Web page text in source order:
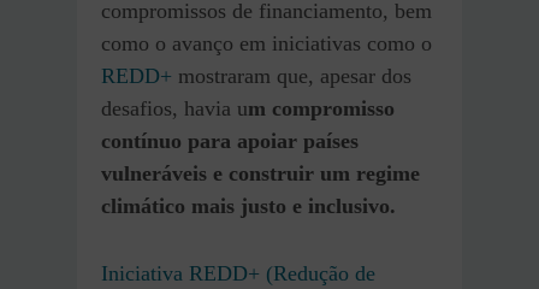
compromissos de financiamento, bem
como o avanço em iniciativas como o
REDD+ mostraram que, apesar dos
desafios, havia um compromisso
contínuo para apoiar países
vulneráveis e construir um regime
climático mais justo e inclusivo.
Iniciativa REDD+ (Redução de